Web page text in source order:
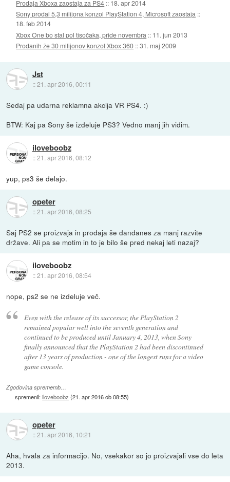
Prodaja Xboxa zaostaja za PS4 :: 18. apr 2014
Sony prodal 5,3 milijona konzol PlayStation 4, Microsoft zaostaja ::
18. feb 2014
Xbox One bo stal pol tisočaka, pride novembra :: 11. jun 2013
Prodanih že 30 milijonov konzol Xbox 360 ::31. maj 2009
Jst
::21. apr 2016, 00:11
Sedaj pa udarna reklamna akcija VR PS4. :)
BTW: Kaj pa Sony še izdeluje PS3? Vedno manj jih vidim.
iloveboobz
::21. apr 2016, 08:12
yup, ps3 še delajo.
opeter
::21. apr 2016, 08:25
Saj PS2 se proizvaja in prodaja še dandanes za manj razvite
države. Ali pa se motim in to je bilo še pred nekaj leti nazaj?
iloveboobz
::21. apr 2016, 08:54
nope, ps2 se ne izdeluje več.
Even with the release of its successor, the PlayStation 2
remained popular well into the seventh generation and
continued to be produced until January 4, 2013, when Sony
finally announced that the PlayStation 2 had been discontinued
after 13 years of production - one of the longest runs for a video
game console.
Zgodovina sprememb…
spremenil:iloveboobz (21. apr 2016 ob 08:55)
opeter
::21. apr 2016, 10:21
Aha, hvala za informacijo. No, vsekakor so jo proizvajali vse do leta
2013.